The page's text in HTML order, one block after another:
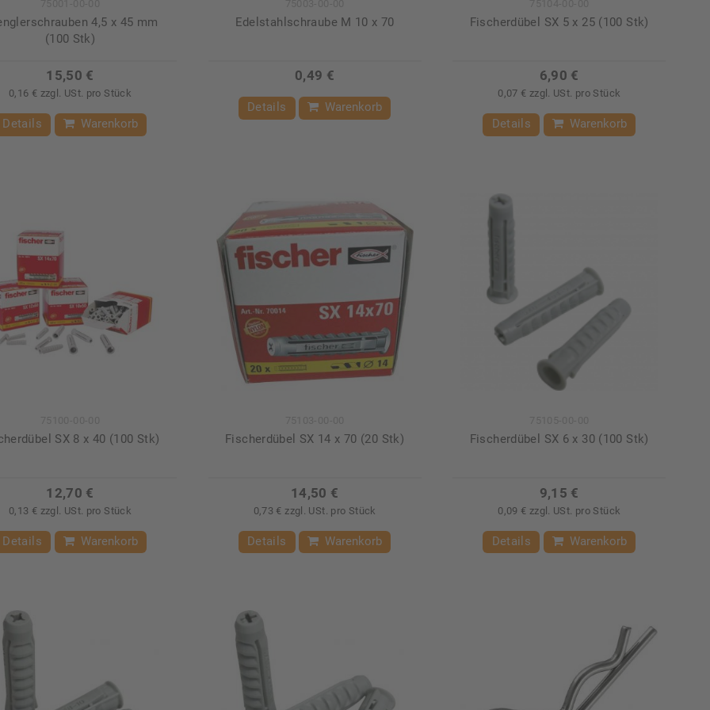
4,5 x 45 mm
(100 Stk)
15,50 €
0,16 € zzgl. USt. pro Stück
Details Warenkorb
Edelstahlschraube M 10 x 70
0,49 €
Details Warenkorb
Fischerdübel SX 5 x 25 (100 Stk)
6,90 €
0,07 € zzgl. USt. pro Stück
Details Warenkorb
SX 8 x 40 (100 Stk)
12,70 €
0,13 € zzgl. USt. pro Stück
Details Warenkorb
Fischerdübel SX 14 x 70 (20 Stk)
14,50 €
0,73 € zzgl. USt. pro Stück
Details Warenkorb
Fischerdübel SX 6 x 30 (100 Stk)
9,15 €
0,09 € zzgl. USt. pro Stück
Details Warenkorb